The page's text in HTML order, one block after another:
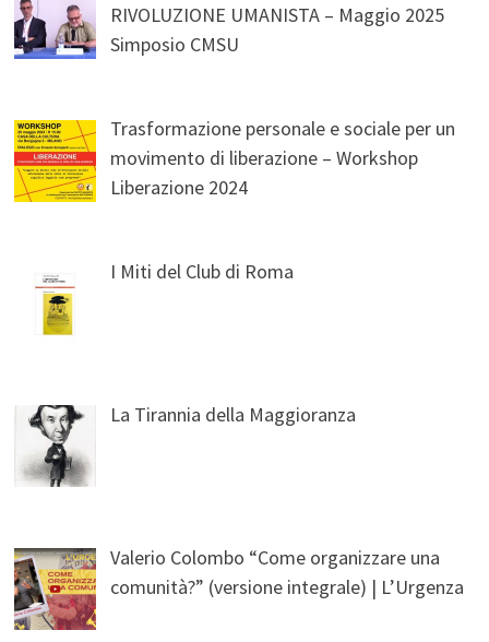
RIVOLUZIONE UMANISTA – Maggio 2025
Simposio CMSU
Trasformazione personale e sociale per un
movimento di liberazione – Workshop
Liberazione 2024
I Miti del Club di Roma
La Tirannia della Maggioranza
Valerio Colombo “Come organizzare una
comunità?” (versione integrale) | L’Urgenza